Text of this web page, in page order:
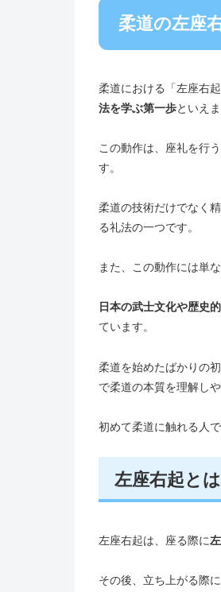
柔道の左座
柔道における「左座右
法を学ぶ第一歩といえま
この動作は、座礼を行
す。
柔道の技術だけでなく
る礼法の一つです。
また、この動作には単
日本の武士文化や歴史
ています。
柔道を始めたばかりの
で柔道の本質を理解し
初めて柔道に触れる人
左座右起と
左座右起は、座る際に
その後、立ち上がる際